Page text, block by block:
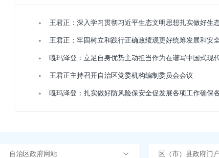
王君正：深入学习贯彻习近平生态文明思想扎实做好生
王君正：牢固树立和践行正确政绩观更好统筹发展和安
嘎玛泽登：立足自身优势主动担当作为在谱写中国式现
王君正主持召开自治区党委机构编制委员会会议
嘎玛泽登：扎实做好防风险保安全促发展各项工作确保
自治区政府网站 区（市）县政府门